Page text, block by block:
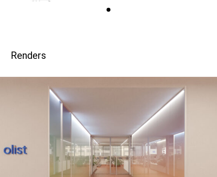
Renders